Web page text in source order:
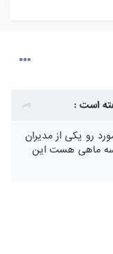
رو یکی از مدیران
سه ماهی هست این